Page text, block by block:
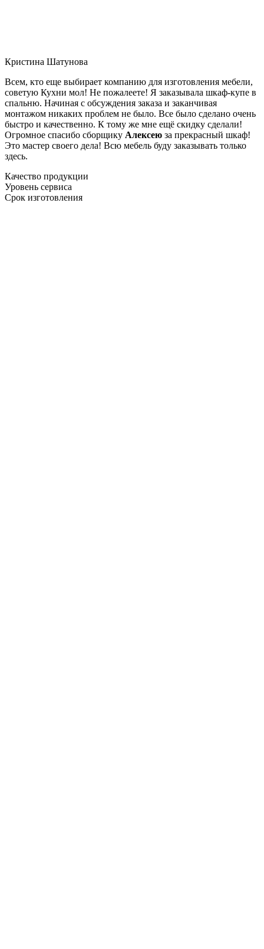
Кристина Шатунова
Всем, кто еще выбирает компанию для изготовления мебели,
советую Кухни мол! Не пожалеете! Я заказывала шкаф-купе в
спальню. Начиная с обсуждения заказа и заканчивая
монтажом никаких проблем не было. Все было сделано очень
быстро и качественно. К тому же мне ещё скидку сделали!
Огромное спасибо сборщику Алексею за прекрасный шкаф!
Это мастер своего дела! Всю мебель буду заказывать только
здесь.
Качество продукции
Уровень сервиса
Срок изготовления